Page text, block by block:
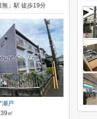
無」駅 徒歩19分
瀬戸
㎡